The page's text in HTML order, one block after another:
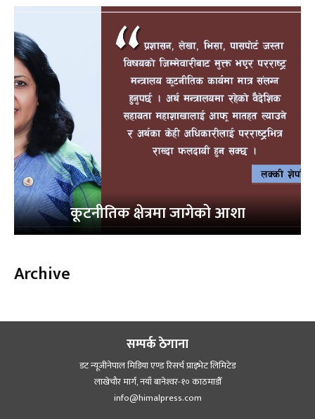
कूटनीतिक क्षेत्रमा जागेको आशा
Archive
सम्पर्क ठेगाना
डट न्यूजीनेपाल मिडिया एण्ड रिसर्च प्राइभेट लिमिटेड
लाखेचौर मार्ग, नयाँ बानेश्‍वर-१० काठमाडौँ
info@himalpress.com